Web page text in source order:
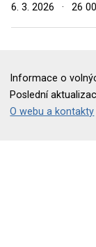
6. 3. 2026
· 26
Informace o
Poslední
O webu a kontakty